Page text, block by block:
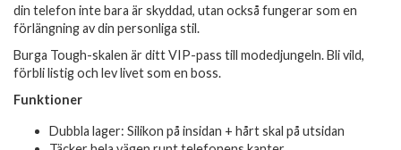
din telefon inte bara är skyddad, utan också fungerar som en
förlängning av din personliga stil.
Burga Tough-skalen är ditt VIP-pass till modedjungeln. Bli vild,
förbli listig och lev livet som en boss.
Funktioner
Dubbla lager: Silikon på insidan + hårt skal på utsidan